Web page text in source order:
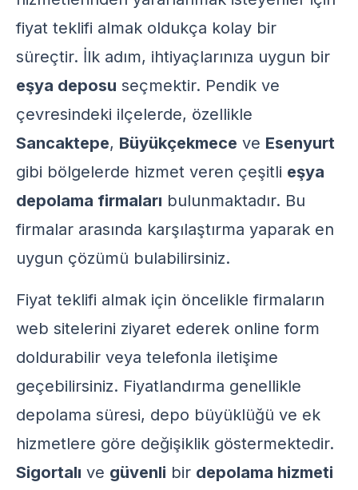
fiyat teklifi almak oldukça kolay bir
süreçtir. İlk adım, ihtiyaçlarınıza uygun bir
eşya deposu seçmektir. Pendik ve
çevresindeki ilçelerde, özellikle
Sancaktepe, Büyükçekmece ve Esenyurt
gibi bölgelerde hizmet veren çeşitli eşya
depolama firmaları bulunmaktadır. Bu
firmalar arasında karşılaştırma yaparak en
uygun çözümü bulabilirsiniz.
Fiyat teklifi almak için öncelikle firmaların
web sitelerini ziyaret ederek online form
doldurabilir veya telefonla iletişime
geçebilirsiniz. Fiyatlandırma genellikle
depolama süresi, depo büyüklüğü ve ek
hizmetlere göre değişiklik göstermektedir.
Sigortalı ve güvenli bir depolama hizmeti